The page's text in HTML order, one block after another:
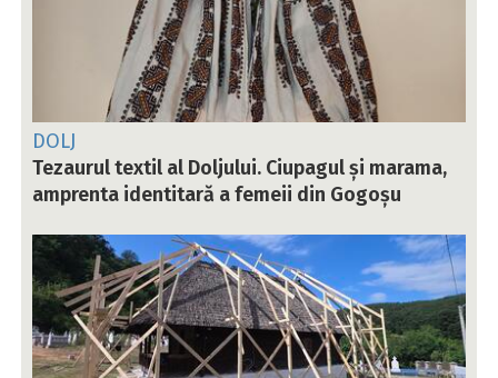
DOLJ
Tezaurul textil al Doljului. Ciupagul și marama,
amprenta identitară a femeii din Gogoșu